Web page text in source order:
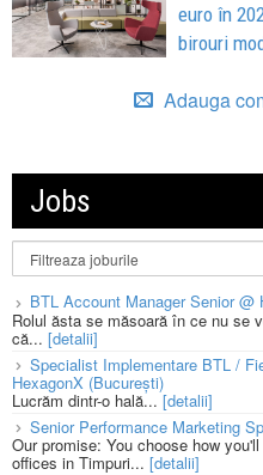
euro în
birouri
Adauga
Jobs
BTL Account Manager Senior @
Rolul ăsta se măsoară în ce nu se
că... [detalii]
Specialist Implementare BTL /
HexagonX (București)
Lucrăm dintr-o hală...[detalii]
Senior Performance Marketing
Our promise: You choose how
offices in Timpuri... [detalii]